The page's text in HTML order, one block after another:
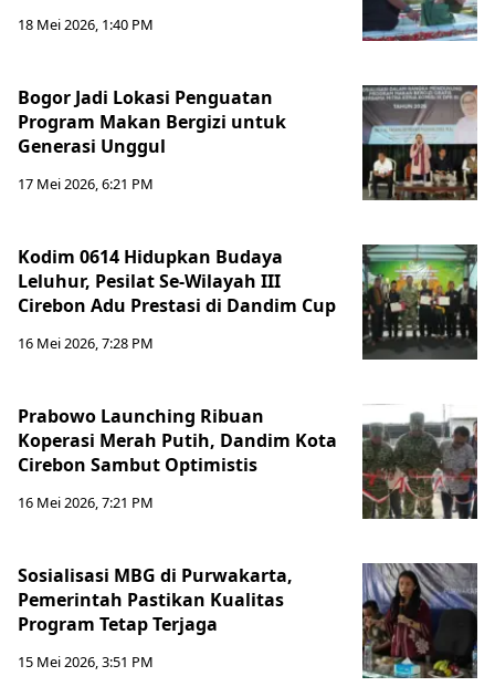
18 Mei 2026, 1:40 PM
Bogor Jadi Lokasi Penguatan
Program Makan Bergizi untuk
Generasi Unggul
17 Mei 2026, 6:21 PM
Kodim 0614 Hidupkan Budaya
Leluhur, Pesilat Se-Wilayah III
Cirebon Adu Prestasi di Dandim Cup
16 Mei 2026, 7:28 PM
Prabowo Launching Ribuan
Koperasi Merah Putih, Dandim Kota
Cirebon Sambut Optimistis
16 Mei 2026, 7:21 PM
Sosialisasi MBG di Purwakarta,
Pemerintah Pastikan Kualitas
Program Tetap Terjaga
15 Mei 2026, 3:51 PM